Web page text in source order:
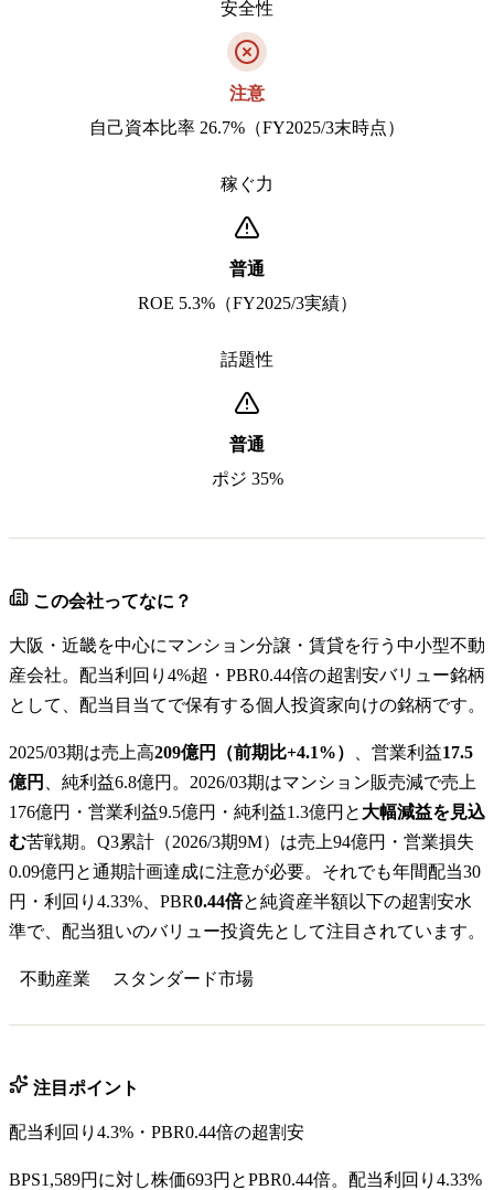
安全性
注意
自己資本比率 26.7%（FY2025/3末時点）
稼ぐ力
普通
ROE 5.3%（FY2025/3実績）
話題性
普通
ポジ 35%
この会社ってなに？
大阪・近畿を中心にマンション分譲・賃貸を行う中小型不動
産会社。配当利回り4%超・PBR0.44倍の超割安バリュー銘柄
として、配当目当てで保有する個人投資家向けの銘柄です。
2025/03期は売上高209億円（前期比+4.1%） 、営業利益17.5
億円
、純利益6.8億円。2026/03期はマンション販売減で売上
176億円・営業利益9.5億円・純利益1.3億円と 大幅減益を見込
む苦戦期。Q3累計（2026/3期9M）は売上94億円・営業損失
0.09億円と通期計画達成に注意が必要。それでも年間配当30
円・利回り4.33%、PBR0.44倍と純資産半額以下の超割安水
準で、配当狙いのバリュー投資先として注目されています。
不動産業 スタンダード市場
注目ポイント
配当利回り4.3%・PBR0.44倍の超割安
BPS1,589円に対し株価693円とPBR0.44倍。配当利回り4.33%